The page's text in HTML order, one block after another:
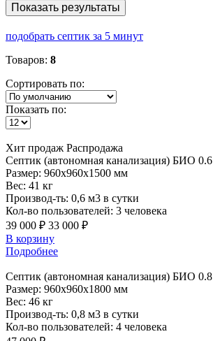
Показать результаты
подобрать септик за 5 минут
Товаров: 8
Сортировать по:
Показать по:
Хит продаж Распродажа
Септик (автономная канализация) БИО 0.6
Размер: 960x960x1500 мм
Вес: 41 кг
Производ-ть: 0,6 м3 в сутки
Кол-во пользователей: 3 человека
39 000 ₽ 33 000 ₽
В корзину
Подробнее
Септик (автономная канализация) БИО 0.8
Размер: 960x960x1800 мм
Вес: 46 кг
Производ-ть: 0,8 м3 в сутки
Кол-во пользователей: 4 человека